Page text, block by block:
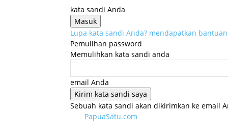
kata sandi Anda
Lupa kata sandi Anda? mendapatkan bantuan
Pemulihan password
Memulihkan kata sandi anda
email Anda
Sebuah kata sandi akan dikirimkan ke email
PapuaSatu.com